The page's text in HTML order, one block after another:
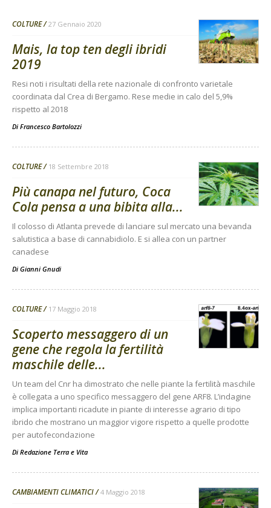
COLTURE 27 Gennaio 2020
Mais, la top ten degli ibridi
2019
Resi noti i risultati della rete nazionale di confronto varietale
coordinata dal Crea di Bergamo. Rese medie in calo del 5,9%
rispetto al 2018
Di Francesco Bartolozzi
COLTURE 18 Settembre 2018
Più canapa nel futuro, Coca
Cola pensa a una bibita alla...
Il colosso di Atlanta prevede di lanciare sul mercato una bevanda
salutistica a base di cannabidiolo. E si allea con un partner
canadese
Di Gianni Gnudi
COLTURE 17 Maggio 2018
Scoperto messaggero di un
gene che regola la fertilità
maschile delle...
Un team del Cnr ha dimostrato che nelle piante la fertilità maschile
è collegata a uno specifico messaggero del gene ARF8. L’indagine
implica importanti ricadute in piante di interesse agrario di tipo
ibrido che mostrano un maggior vigore rispetto a quelle prodotte
per autofecondazione
Di Redazione Terra e Vita
CAMBIAMENTI CLIMATICI 4 Maggio 2018